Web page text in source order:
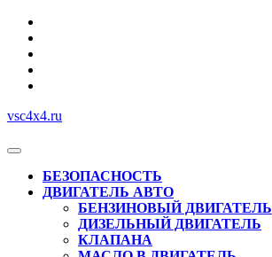
Перейти
содержимому
vsc4x4.ru
Кнопка
ОткрытьБЕЗОПАСНОСТЬ
ДВИГАТЕЛЬ АВТО
БЕНЗИНОВЫЙ ДВИГАТЕЛЬ
ДИЗЕЛЬНЫЙ ДВИГАТЕЛЬ
КЛАПАНА